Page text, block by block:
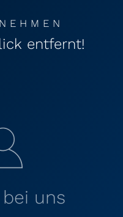
entfernt!
uns